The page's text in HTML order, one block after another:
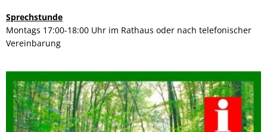
Sprechstunde
Montags 17:00-18:00 Uhr im Rathaus oder nach telefonischer
Vereinbarung